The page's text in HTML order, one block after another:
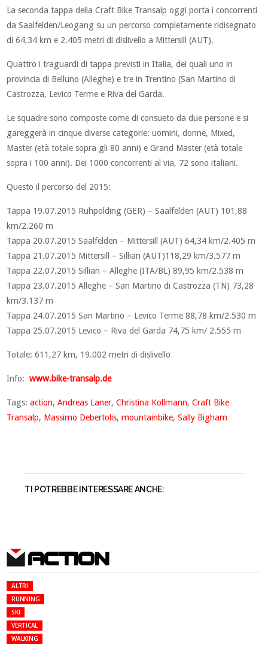
La seconda tappa della Craft Bike Transalp oggi porta i concorrenti
da Saalfelden/Leogang su un percorso completamente ridisegnato
di 64,34 km e 2.405 metri di dislivello a Mittersill (AUT).
Quattro i traguardi di tappa previsti in Italia, dei quali uno in
provincia di Belluno (Alleghe) e tre in Trentino (San Martino di
Castrozza, Levico Terme e Riva del Garda.
Le squadre sono composte come di consueto da due persone e si
gareggerà in cinque diverse categorie: uomini, donne, Mixed,
Master (età totale sopra gli 80 anni) e Grand Master (età totale
sopra i 100 anni). Dei 1000 concorrenti al via, 72 sono italiani.
Questo il percorso del 2015:
Tappa 19.07.2015 Ruhpolding (GER) – Saalfelden (AUT) 101,88
km/2.260 m
Tappa 20.07.2015 Saalfelden – Mittersill (AUT) 64,34 km/2.405 m
Tappa 21.07.2015 Mittersill – Sillian (AUT)118,29 km/3.577 m
Tappa 22.07.2015 Sillian – Alleghe (ITA/BL) 89,95 km/2.538 m
Tappa 23.07.2015 Alleghe – San Martino di Castrozza (TN) 73,28
km/3.137 m
Tappa 24.07.2015 San Martino – Levico Terme 88,78 km/2.530 m
Tappa 25.07.2015 Levico – Riva del Garda 74,75 km/ 2.555 m
Totale: 611,27 km, 19.002 metri di dislivello
Info:www.bike-transalp.de
Tags:action,Andreas Laner,Christina Kollmann,Craft Bike
Transalp, Massimo Debertolis,mountainbike,Sally Bigham
TI POTREBBE INTERESSARE ANCHE:
ACTION
ALTRI
RUNNING
SKI
VERTICAL
WALKING